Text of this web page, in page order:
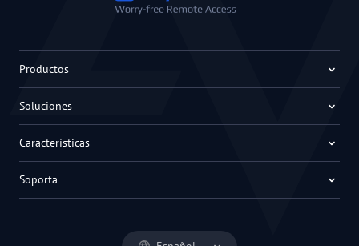
Productos
Soluciones
Características
Soporta